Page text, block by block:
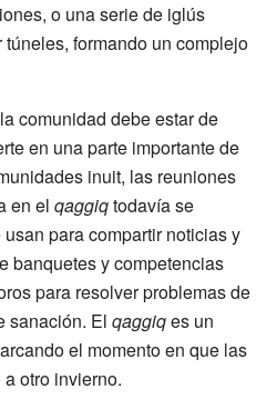
o una serie de iglús
formando un complejo
comunidad debe estar de
en una parte importante de
inuit, las reuniones
en el qaggiqtodavía se
para compartir noticias y
banquetes y competencias
para resolver problemas de
sanación. El qaggiqes un
el momento en que las
otro invierno.